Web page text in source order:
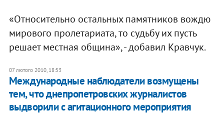
«Относительно остальных памятников вождю
мирового пролетариата, то судьбу их пусть
решает местная община», - добавил Кравчук.
07 лютого 2010, 18:53
Международные наблюдатели возмущены
тем, что днепропетровских журналистов
выдворили с агитационного мероприятия